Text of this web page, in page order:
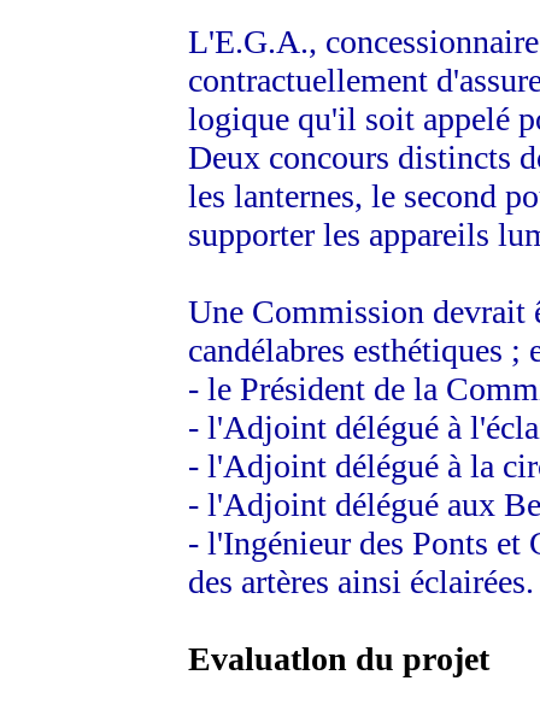
L'E.G.A.,
contractuellement
logique qu'il soit appelé
Deux concours distincts
les lanternes, le second
supporter les appareils
Une Commission devrait
candélabres esthétiques
- le Président de la
- l'Adjoint délégué à
- l'Adjoint délégué à la
- l'Adjoint délégué aux
- l'Ingénieur des Ponts et
des artères ainsi éclairées.
Evaluatlon du projet